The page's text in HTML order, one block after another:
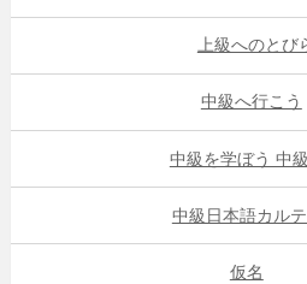
上級へのとび
中級へ行こう
中級を学ぼう 中
中級日本語カル
仮名